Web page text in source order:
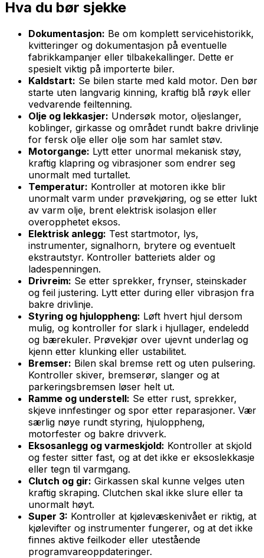
Hva du bør sjekke
Dokumentasjon: Be om komplett servicehistorikk,
kvitteringer og dokumentasjon på eventuelle
fabrikkampanjer eller tilbakekallinger. Dette er
spesielt viktig på importerte biler.
Kaldstart: Se bilen starte med kald motor. Den bør
starte uten langvarig kinning, kraftig blå røyk eller
vedvarende feiltenning.
Olje og lekkasjer: Undersøk motor, oljeslanger,
koblinger, girkasse og området rundt bakre drivlinje
for fersk olje eller olje som har samlet støv.
Motorgange: Lytt etter unormal mekanisk støy,
kraftig klapring og vibrasjoner som endrer seg
unormalt med turtallet.
Temperatur: Kontroller at motoren ikke blir
unormalt varm under prøvekjøring, og se etter lukt
av varm olje, brent elektrisk isolasjon eller
overopphetet eksos.
Elektrisk anlegg: Test startmotor, lys,
instrumenter, signalhorn, brytere og eventuelt
ekstrautstyr. Kontroller batteriets alder og
ladespenningen.
Drivreim: Se etter sprekker, frynser, steinskader
og feil justering. Lytt etter during eller vibrasjon fra
bakre drivlinje.
Styring og hjuloppheng: Løft hvert hjul dersom
mulig, og kontroller for slark i hjullager, endeledd
og bærekuler. Prøvekjør over ujevnt underlag og
kjenn etter klunking eller ustabilitet.
Bremser: Bilen skal bremse rett og uten pulsering.
Kontroller skiver, bremserør, slanger og at
parkeringsbremsen løser helt ut.
Ramme og understell: Se etter rust, sprekker,
skjeve innfestinger og spor etter reparasjoner. Vær
særlig nøye rundt styring, hjuloppheng,
motorfester og bakre drivverk.
Eksosanlegg og varmeskjold: Kontroller at skjold
og fester sitter fast, og at det ikke er eksoslekkasje
eller tegn til varmgang.
Clutch og gir: Girkassen skal kunne velges uten
kraftig skraping. Clutchen skal ikke slure eller ta
unormalt høyt.
Super 3: Kontroller at kjølevæskenivået er riktig, at
kjølevifter og instrumenter fungerer, og at det ikke
finnes aktive feilkoder eller utestående
programvareoppdateringer.